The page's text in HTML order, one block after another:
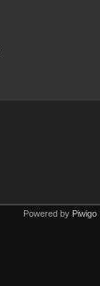
Powered by Piwigo